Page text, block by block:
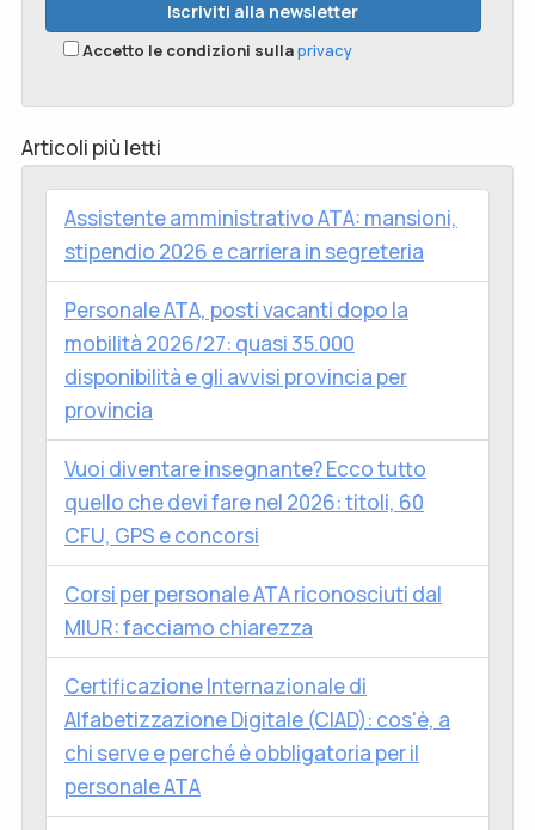
Accetto le condizioni sullaprivacy
Articoli più letti
Assistente amministrativo ATA: mansioni,
stipendio 2026 e carriera in segreteria
Personale ATA, posti vacanti dopo la
mobilità 2026/27: quasi 35.000
disponibilità e gli avvisi provincia per
provincia
Vuoi diventare insegnante? Ecco tutto
quello che devi fare nel 2026: titoli, 60
CFU, GPS e concorsi
Corsi per personale ATA riconosciuti dal
MIUR: facciamo chiarezza
Certificazione Internazionale di
Alfabetizzazione Digitale (CIAD): cos'è, a
chi serve e perché è obbligatoria per il
personale ATA